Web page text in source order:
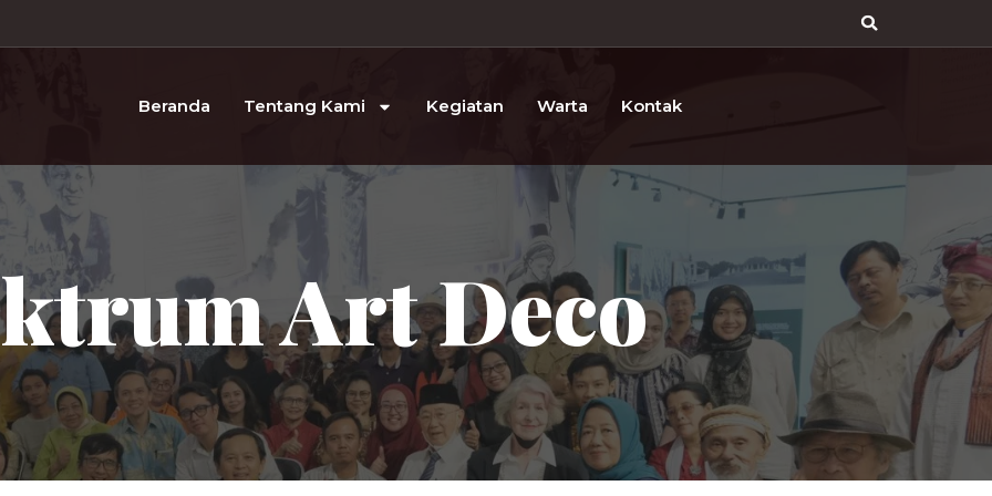
Beranda Tentang Kami Kegiatan Warta Kontak
Art Deco